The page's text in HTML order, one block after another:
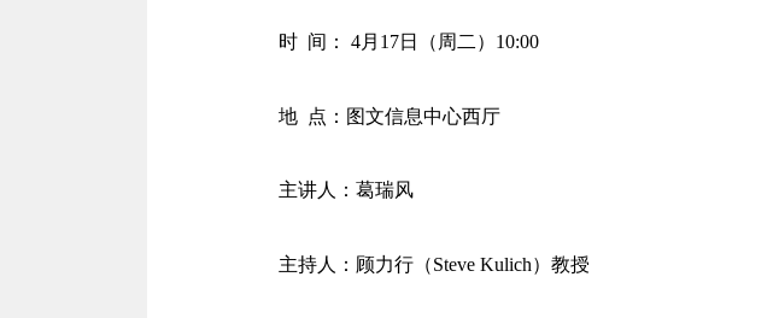
时 间： 4月17日（周二）10:00
地 点：图文信息中心西厅
主讲人：葛瑞风
主持人：顾力行（Steve Kulich）教授